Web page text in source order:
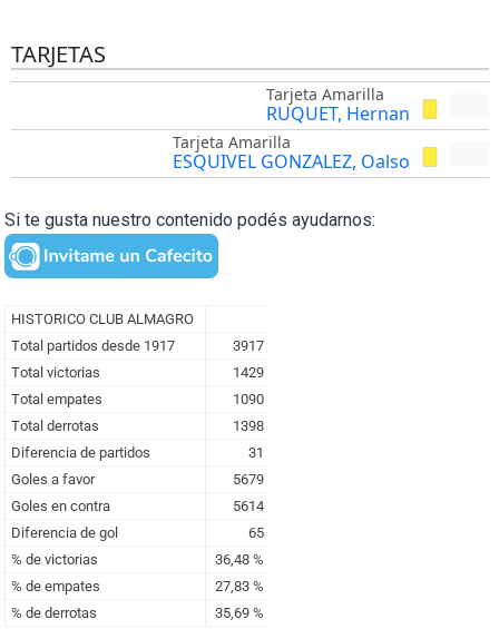
TARJETAS
Tarjeta Amarilla
RUQUET, Hernan
Tarjeta Amarilla
ESQUIVEL GONZALEZ, Oalso
Si te gusta nuestro contenido podés ayudarnos: